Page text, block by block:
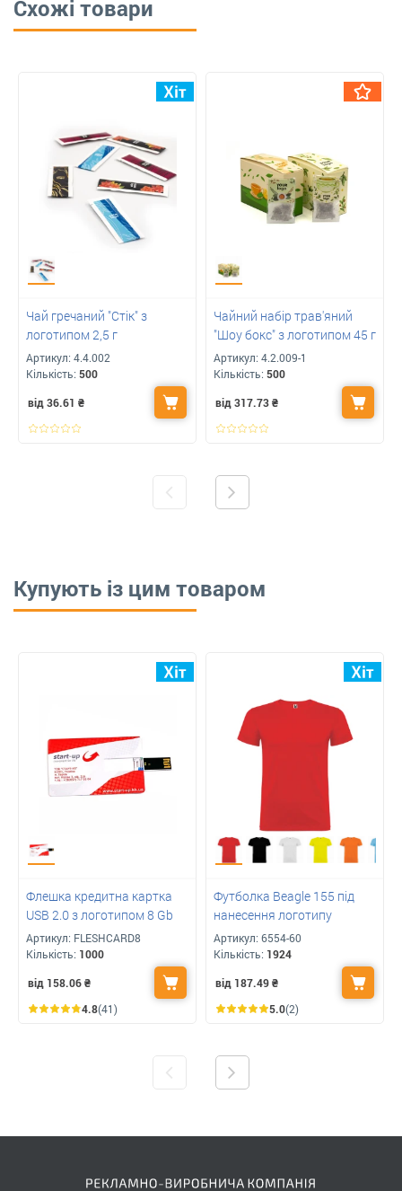
Схожі товари
Чай гречаний "Стік" з
логотипом 2,5 г
Артикул: 4.4.002
Кількість: 500
від 36.61 ₴
Чайний набір трав'яний
"Шоу бокс" з логотипом 45 г
Артикул: 4.2.009-1
Кількість: 500
від 317.73₴
Купують із цим товаром
Флешка кредитна картка
USB 2.0 з логотипом 8 Gb
Артикул: FLESHCARD8
Кількість: 1000
від 158.06₴
4.8(41)
Футболка Beagle 155 під
нанесення логотипу
Артикул: 6554-60
Кількість: 1924
від 187.49₴
5.0(2)